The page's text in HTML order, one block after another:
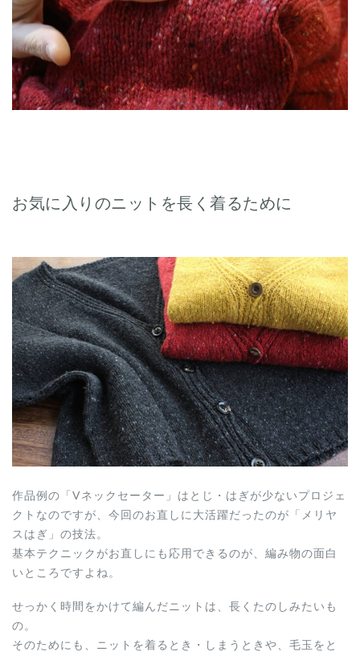
お気に入りのニットを長く着るために
作品例の「Vネックセーター」はとじ・はぎが少ないプロジェ
クトなのですが、今回のお直しに大活躍だったのが「メリヤ
スはぎ」の技法。
基本テクニックがお直しにも応用できるのが、編み物の面白
いところですよね。
せっかく時間をかけて編んだニットは、長くたのしみたいも
の。
そのためにも、ニットを着るとき・しまうときや、毛玉をと